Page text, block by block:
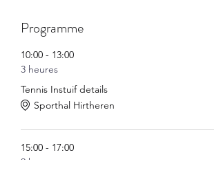
Programme
10:00 - 13:00
3 heures
Tennis Instuif details
Sporthal Hirtheren
15:00 - 17:00
2 heures